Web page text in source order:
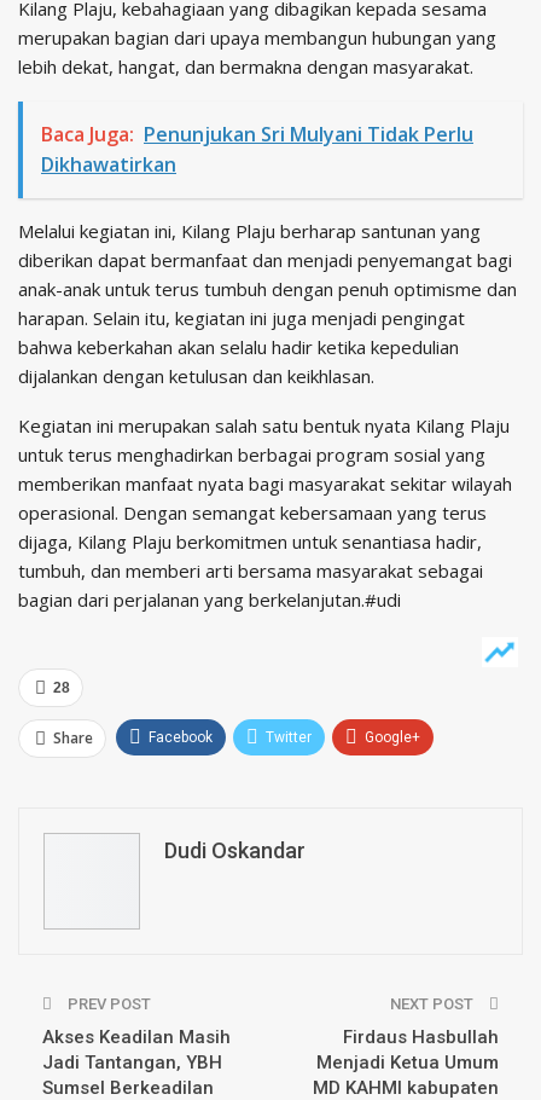
Kilang Plaju, kebahagiaan yang dibagikan kepada sesama
merupakan bagian dari upaya membangun hubungan yang
lebih dekat, hangat, dan bermakna dengan masyarakat.
Baca Juga: Penunjukan Sri Mulyani Tidak Perlu
Dikhawatirkan
Melalui kegiatan ini, Kilang Plaju berharap santunan yang
diberikan dapat bermanfaat dan menjadi penyemangat bagi
anak-anak untuk terus tumbuh dengan penuh optimisme dan
harapan. Selain itu, kegiatan ini juga menjadi pengingat
bahwa keberkahan akan selalu hadir ketika kepedulian
dijalankan dengan ketulusan dan keikhlasan.
Kegiatan ini merupakan salah satu bentuk nyata Kilang Plaju
untuk terus menghadirkan berbagai program sosial yang
memberikan manfaat nyata bagi masyarakat sekitar wilayah
operasional. Dengan semangat kebersamaan yang terus
dijaga, Kilang Plaju berkomitmen untuk senantiasa hadir,
tumbuh, dan memberi arti bersama masyarakat sebagai
bagian dari perjalanan yang berkelanjutan.#udi
28
Share Facebook Twitter Google+
Dudi Oskandar
PREV POST
Akses Keadilan Masih
Jadi Tantangan, YBH
Sumsel Berkeadilan
NEXT POST
Firdaus Hasbullah
Menjadi Ketua Umum
MD KAHMI kabupaten